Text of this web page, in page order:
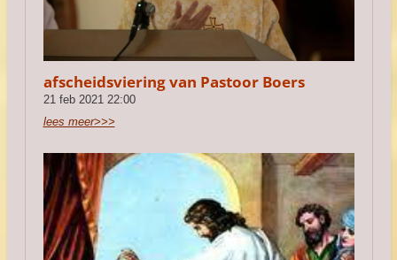
afscheidsviering van Pastoor Boers
21 feb 2021 22:00
lees meer>>>